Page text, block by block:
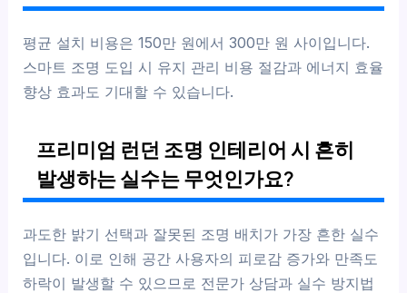
평균 설치 비용은 150만 원에서 300만 원 사이입니다.
스마트 조명 도입 시 유지 관리 비용 절감과 에너지 효율
향상 효과도 기대할 수 있습니다.
프리미엄 런던 조명 인테리어 시 흔히
발생하는 실수는 무엇인가요?
과도한 밝기 선택과 잘못된 조명 배치가 가장 흔한 실수
입니다. 이로 인해 공간 사용자의 피로감 증가와 만족도
하락이 발생할 수 있으므로 전문가 상담과 실수 방지법